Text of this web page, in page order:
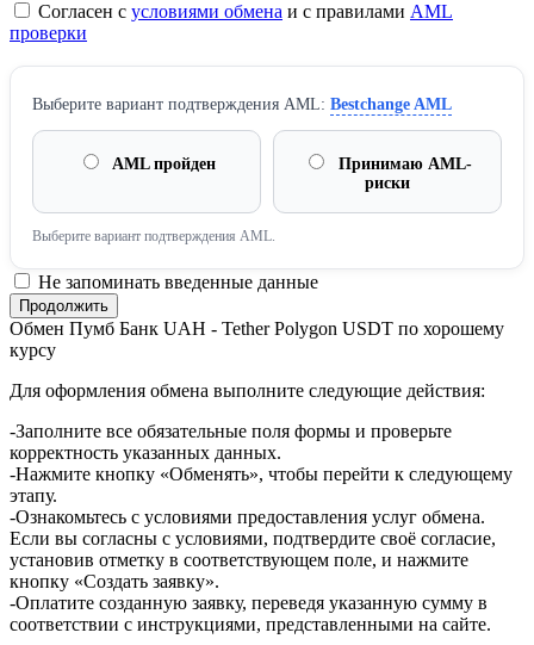
Согласен с условиями обмена и с правилами AML
проверки
Выберите вариант подтверждения AML: Bestchange AML
AML пройден
Принимаю AML-
риски
Выберите вариант подтверждения AML.
Не запоминать введенные данные
Обмен Пумб Банк UAH - Tether Polygon USDT по хорошему
курсу
Для оформления обмена выполните следующие действия:
-Заполните все обязательные поля формы и проверьте
корректность указанных данных.
-Нажмите кнопку «Обменять», чтобы перейти к следующему
этапу.
-Ознакомьтесь с условиями предоставления услуг обмена.
Если вы согласны с условиями, подтвердите своё согласие,
установив отметку в соответствующем поле, и нажмите
кнопку «Создать заявку».
-Оплатите созданную заявку, переведя указанную сумму в
соответствии с инструкциями, представленными на сайте.